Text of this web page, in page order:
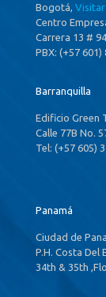
Bogotá, Visitar
Centro
Carrera 13 #
PBX: (+57 601)
Barranquilla
Edificio Green
Calle 77B No.
Tel: (+57 605)
Panamá
Ciudad de
P.H. Costa Del
34th & 35th